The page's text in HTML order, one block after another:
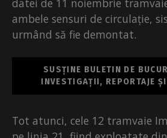
datei de 11 noiembrie
ambele sensuri de circulație,
urmând să fie demontat.
SUSȚINE BULETIN DE
INVESTIGAȚII, REPORTAJE
Tot atunci, cele 12 tramvaie